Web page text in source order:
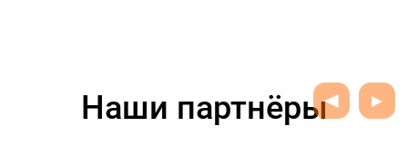
Наши партнёры